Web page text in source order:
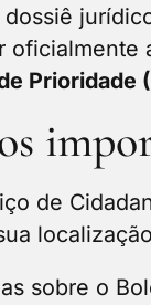
oficialmente
Prioridade
de
sobre o